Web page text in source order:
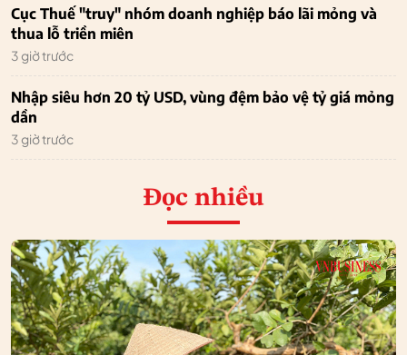
Cục Thuế "truy" nhóm doanh nghiệp báo lãi mỏng và
thua lỗ triền miên
3 giờ trước
Nhập siêu hơn 20 tỷ USD, vùng đệm bảo vệ tỷ giá mỏng
dần
3 giờ trước
Đọc nhiều